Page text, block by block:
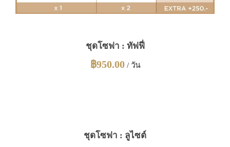
ชุดโซฟา : ทัฟฟี่
฿950.00/ วัน
ชุดโซฟา : ลูไซต์